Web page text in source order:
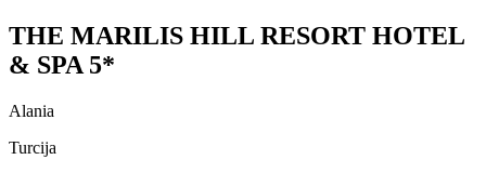
THE MARILIS HILL RESORT HOTEL
& SPA 5*
Alania
Turcija